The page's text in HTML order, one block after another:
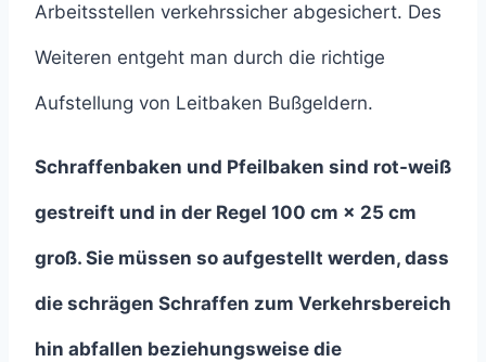
Arbeitsstellen verkehrssicher abgesichert. Des
Weiteren entgeht man durch die richtige
Aufstellung von Leitbaken Bußgeldern.
Schraffenbaken und Pfeilbaken sind rot-weiß
gestreift und in der Regel 100 cm × 25 cm
groß. Sie müssen so aufgestellt werden, dass
die schrägen Schraffen zum Verkehrsbereich
hin abfallen beziehungsweise die